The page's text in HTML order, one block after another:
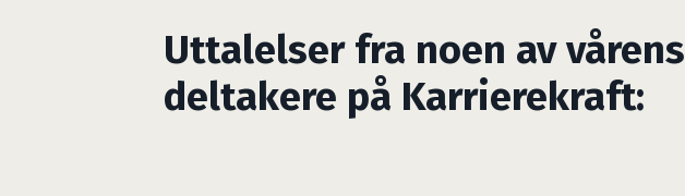
Uttalelser fra noen av vårens
deltakere på Karrierekraft: